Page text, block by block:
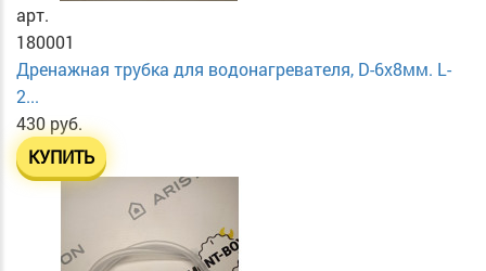
арт.
180001
Дренажная трубка для водонагревателя, D-6х8мм. L-
2...
430 руб.
КУПИТЬ